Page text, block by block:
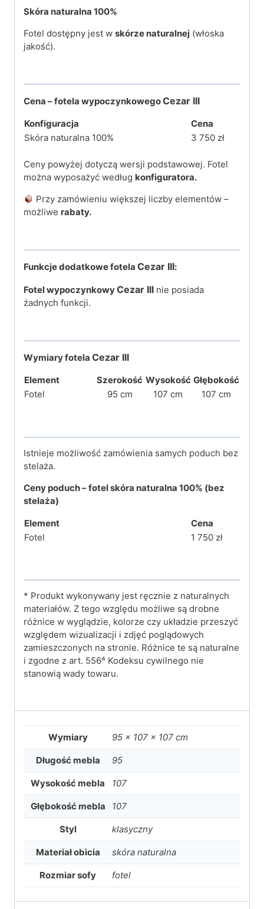
Skóra naturalna 100%
Fotel dostępny jest w skórze naturalnej (włoska
jakość).
Cena – fotela wypoczynkowegoCezar III
Konfiguracja
Cena
Skóra naturalna 100%
3 750 zł
Ceny powyżej dotyczą wersji podstawowej. Fotel
można wyposażyć według konfiguratora.
Przy zamówieniu większej liczby elementów –
możliwe rabaty.
Funkcje dodatkowe fotela Cezar III:
Fotel wypoczynkowyCezar III nie posiada
żadnych funkcji.
Wymiary fotela Cezar III
Element Szerokość Wysokość Głębokość
Fotel
95 cm 107 cm 107 cm
Istnieje możliwość zamówienia samych poduch bez
stelaża.
Ceny poduch– fotel skóra naturalna 100% (bez
stelaża)
Element
Cena
Fotel
1 750 zł
* Produkt wykonywany jest ręcznie z naturalnych
materiałów. Z tego względu możliwe są drobne
różnice w wyglądzie, kolorze czy układzie przeszyć
względem wizualizacji i zdjęć poglądowych
zamieszczonych na stronie. Różnice te są naturalne
i zgodne z art. 556⁴ Kodeksu cywilnego nie
stanowią wady towaru.
Wymiary 95 × 107 × 107 cm
Długość mebla 95
Wysokość mebla 107
Głębokość mebla 107
Styl klasyczny
Materiał obicia skóra naturalna
Rozmiar sofy fotel